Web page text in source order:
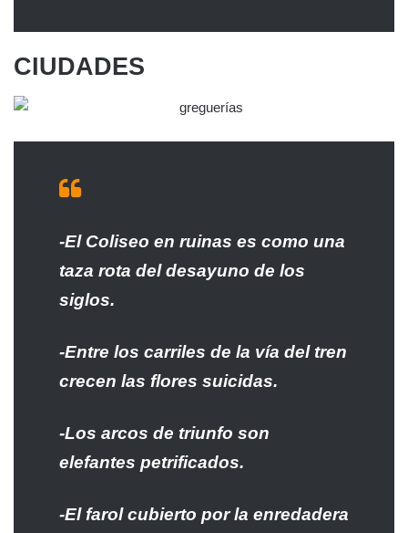
CIUDADES
-El Coliseo en ruinas es como una
taza rota del desayuno de los
siglos.
-Entre los carriles de la vía del tren
crecen las flores suicidas.
-Los arcos de triunfo son
elefantes petrificados.
-El farol cubierto por la enredadera